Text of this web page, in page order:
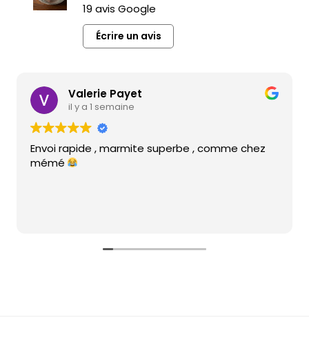
19 avis Google
Écrire un avis
Valerie Payet
il y a 1 semaine
Envoi rapide , marmite superbe , comme chez
mémé